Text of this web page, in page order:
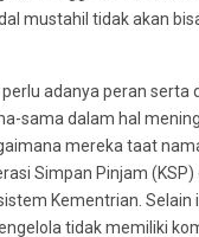
mustahil tidak akan
adanya peran
sama dalam hal
mereka taat
Simpan Pinjam
Kementrian. Selain
tidak memiliki